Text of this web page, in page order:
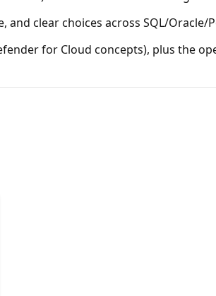
clear choices across SQL/Oracle/
for Cloud concepts), plus the